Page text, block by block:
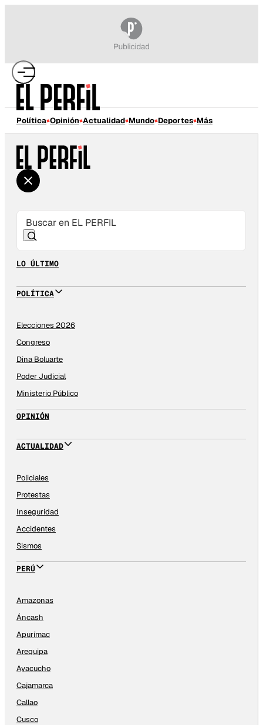
Política Opinión Actualidad Mundo Deportes Más
LO ÚLTIMO
POLÍTICA
Elecciones 2026
Congreso
Dina Boluarte
Poder Judicial
Ministerio Público
OPINIÓN
ACTUALIDAD
Policiales
Protestas
Inseguridad
Accidentes
Sismos
PERÚ
Amazonas
Áncash
Apurímac
Arequipa
Ayacucho
Cajamarca
Callao
Cusco